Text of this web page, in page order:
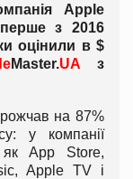
Apple
з 2016
оцінили в $
Master.UA з
на 87%
у компанії
як App Store,
Apple TV і